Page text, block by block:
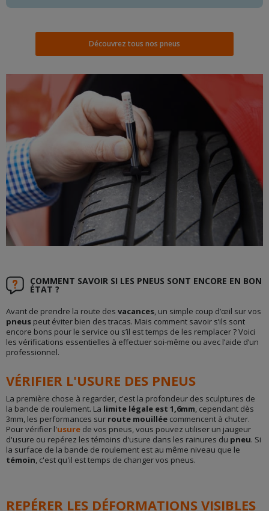
Découvrez tous nos pneus
COMMENT SAVOIR SI LES PNEUS SONT ENCORE EN BON
ÉTAT ?
Avant de prendre la route des vacances, un simple coup d’œil sur vos
pneus peut éviter bien des tracas. Mais comment savoir s’ils sont
encore bons pour le service ou s’il est temps de les remplacer ? Voici
les vérifications essentielles à effectuer soi-même ou avec l’aide d’un
professionnel.
VÉRIFIER L'USURE DES PNEUS
La première chose à regarder, c'est la profondeur des sculptures de
la bande de roulement. La limite légale est 1,6mm, cependant dès
3mm, les performances sur route mouillée commencent à chuter.
Pour vérifier l'usure de vos pneus, vous pouvez utiliser un jaugeur
d'usure ou repérez les témoins d'usure dans les rainures du pneu. Si
la surface de la bande de roulement est au même niveau que le
témoin, c'est qu'il est temps de changer vos pneus.
REPÉRER LES DÉFORMATIONS VISIBLES